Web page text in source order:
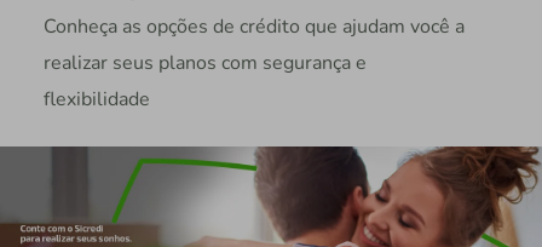
Conheça as opções de crédito que ajudam você a
realizar seus planos com segurança e
flexibilidade